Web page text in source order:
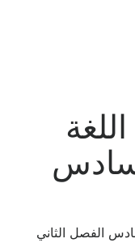
الفصل الثاني